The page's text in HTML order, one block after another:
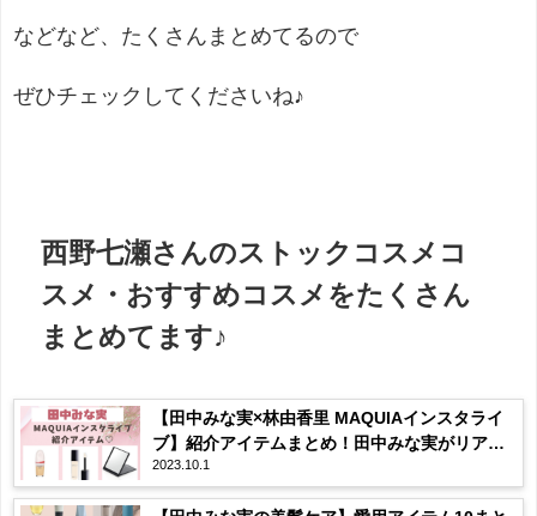
などなど、たくさんまとめてるので
ぜひチェックしてくださいね♪
西野七瀬さんのストックコスメコ
スメ・おすすめコスメをたくさん
まとめてます♪
【田中みな実×林由香里 MAQUIAインスタライ
ブ】紹介アイテムまとめ！田中みな実がリアル
に愛用しているコスメ・プチプラの隠れ名品も
♡
2023.10.1